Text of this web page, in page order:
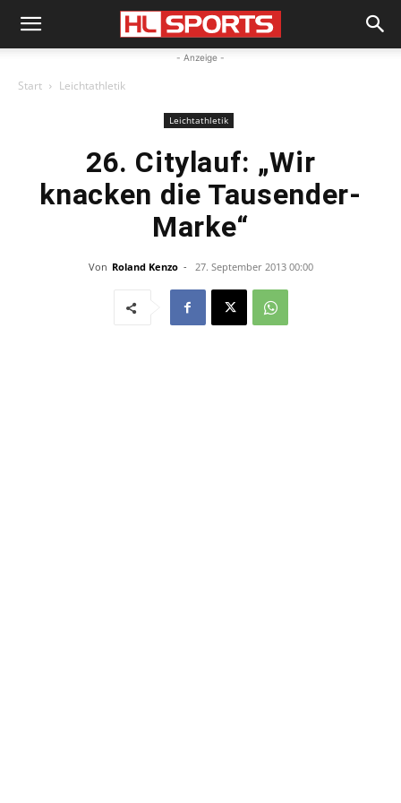
- Anzeige -
Start Leichtathletik
Leichtathletik
26. Citylauf: „Wir
knacken die Tausender-
Marke“
Von Roland Kenzo - 27. September 2013 00:00